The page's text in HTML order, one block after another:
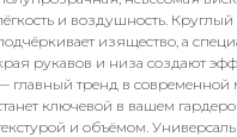
и воздушность.
изящество, а
рукавов и низа создают
главный тренд в современной
ключевой в вашем
и объёмом.